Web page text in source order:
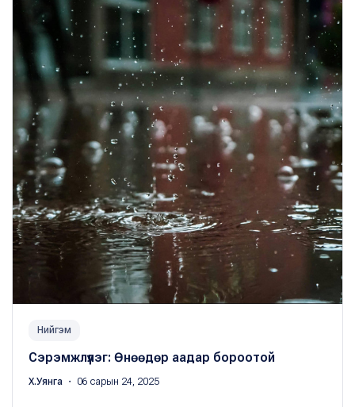
Нийгэм
Сэрэмжлүүлэг: Өнөөдөр аадар бороотой
Х.Уянга ・ 06 сарын 24, 2025